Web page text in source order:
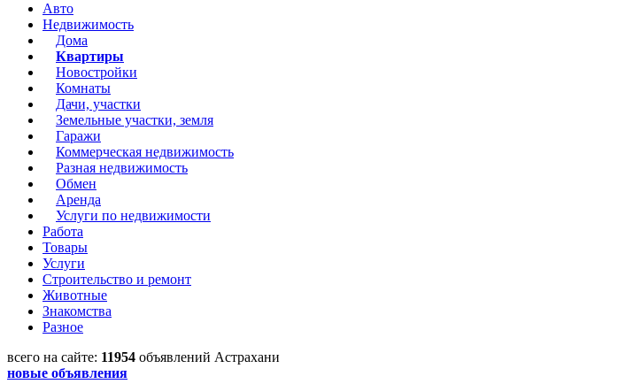
Авто
Недвижимость
Дома
Квартиры
Новостройки
Комнаты
Дачи, участки
Земельные участки, земля
Гаражи
Коммерческая недвижимость
Разная недвижимость
Обмен
Аренда
Услуги по недвижимости
Работа
Товары
Услуги
Строительство и ремонт
Животные
Знакомства
Разное
всего на сайте: 11954 объявлений Астрахани
новые объявления